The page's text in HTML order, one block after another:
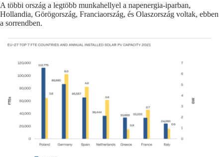
A többi ország a legtöbb munkahellyel a napenergia-iparban,
Hollandia, Görögország, Franciaország, és Olaszország voltak, ebben
a sorrendben.